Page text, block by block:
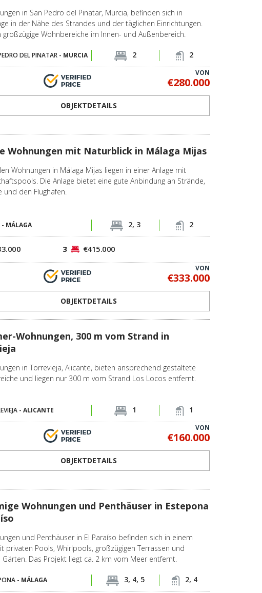
in San Pedro del Pinatar, Murcia, befinden sich in
in der Nähe des Strandes und der täglichen Einrichtungen.
großzügige Wohnbereiche im Innen- und Außenbereich.
DEL PINATAR - MURCIA 2 2
VON
€280.000
OBJEKTDETAILS
Wohnungen mit Naturblick in Málaga Mijas
Wohnungen in Málaga Mijas liegen in einer Anlage mit
Die Anlage bietet eine gute Anbindung an Strände,
und den Flughafen.
- MÁLAGA 2, 3 2
3 €415.000
VON
€333.000
OBJEKTDETAILS
Wohnungen, 300 m vom Strand in
in Torrevieja, Alicante, bieten ansprechend gestaltete
und liegen nur 300 m vom Strand Los Locos entfernt.
- ALICANTE 1 1
VON
€160.000
OBJEKTDETAILS
Wohnungen und Penthäuser in Estepona
und Penthäuser in El Paraíso befinden sich in einem
privaten Pools, Whirlpools, großzügigen Terrassen und
Gärten. Das Projekt liegt ca. 2 km vom Meer entfernt.
- MÁLAGA 3, 4, 5 2, 4